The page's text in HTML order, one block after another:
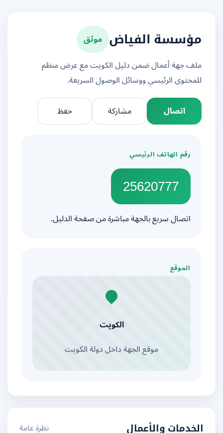
مؤسسة الفياض موثق
ملف جهة أعمال ضمن دليل الكويت مع عرض منظم
للمحتوى الرئيسي ووسائل الوصول السريعة.
اتصال
مشاركة
رقم الهاتف الرئيسي
25620777
اتصال سريع بالجهة مباشرة من صفحة الدليل.
الموقع
الكويت
موقع الجهة داخل دولة الكويت
الخدمات والأعمال نظرة عامة